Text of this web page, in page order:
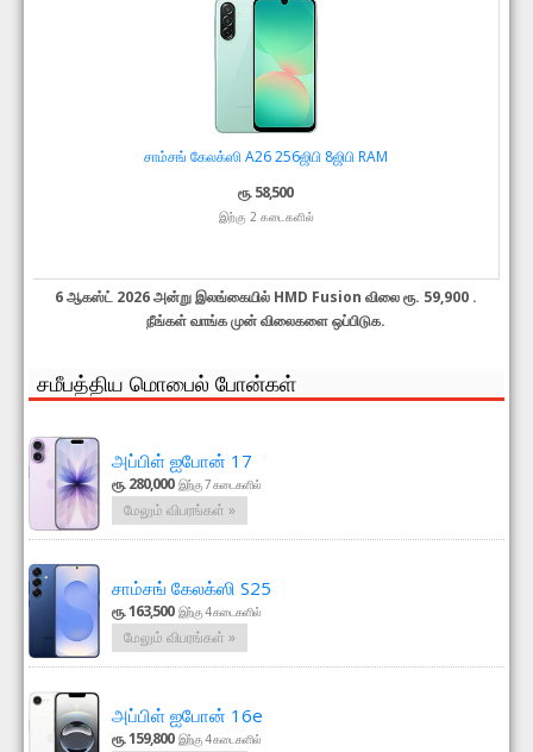
சாம்சங் கேலக்ஸி A26 256ஜிபி 8ஜிபி RAM
ரூ. 58,500
இற்கு 2 கடைகளில்
6 ஆகஸ்ட் 2026 அன்று இலங்கையில் HMD Fusion விலை ரூ. 59,900 .
நீங்கள் வாங்க முன் விலைகளை ஒப்பிடுக.
சமீபத்திய மொபைல் போன்கள்
அப்பிள் ஐபோன் 17
ரூ. 280,000 இற்கு 7 கடைகளில்
மேலும் விபரங்கள் »
சாம்சங் கேலக்ஸி S25
ரூ. 163,500 இற்கு 4 கடைகளில்
மேலும் விபரங்கள் »
அப்பிள் ஐபோன் 16e
ரூ. 159,800 இற்கு 4 கடைகளில்